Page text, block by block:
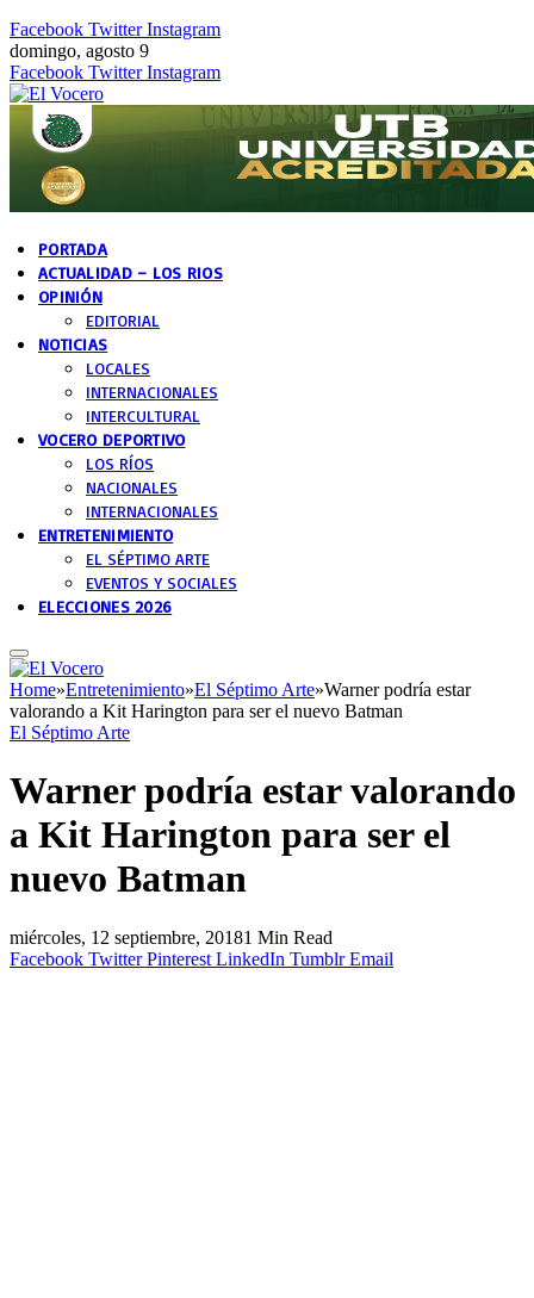
Facebook Twitter Instagram
domingo, agosto 9
Facebook Twitter Instagram
PORTADA
ACTUALIDAD – LOS RIOS
OPINIÓN
EDITORIAL
NOTICIAS
LOCALES
INTERNACIONALES
INTERCULTURAL
VOCERO DEPORTIVO
LOS RÍOS
NACIONALES
INTERNACIONALES
ENTRETENIMIENTO
EL SÉPTIMO ARTE
EVENTOS Y SOCIALES
ELECCIONES 2026
Home»Entretenimiento»El Séptimo Arte»Warner podría estar
valorando a Kit Harington para ser el nuevo Batman
El Séptimo Arte
Warner podría estar valorando
a Kit Harington para ser el
nuevo Batman
miércoles, 12 septiembre, 20181 Min Read
Facebook Twitter Pinterest LinkedIn Tumblr Email